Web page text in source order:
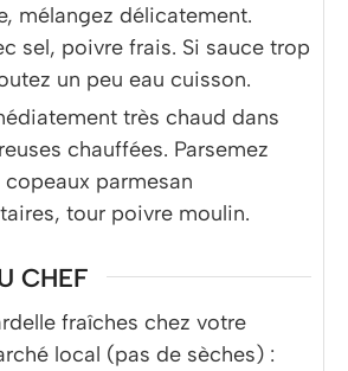
mélangez délicatement.
sel, poivre frais. Si sauce trop
un peu eau cuisson.
très chaud dans
chauffées. Parsemez
parmesan
tour poivre moulin.
CHEF
fraîches chez votre
local (pas de sèches) :